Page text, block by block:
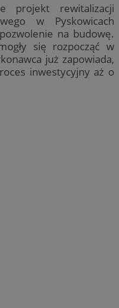
projekt rewitalizacji
w Pyskowicach
na budowę.
się rozpocząć w
już zapowiada,
inwestycyjny aż o